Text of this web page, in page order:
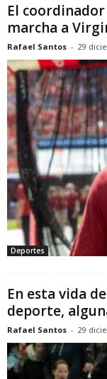
El coordinador
marcha a
Rafael Santos - 29
Deportes
En esta vida
deporte,
Rafael Santos - 29